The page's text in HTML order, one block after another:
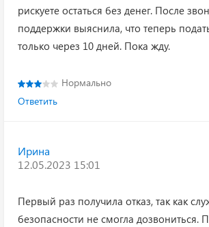
рискуете остаться без денег. После
поддержки выяснила, что теперь
только через 10 дней. Пока жду.
Нормально
Ответить
Ирина
12.05.2023 15:01
Первый раз получила отказ, так как
безопасности не смогла дозвониться.